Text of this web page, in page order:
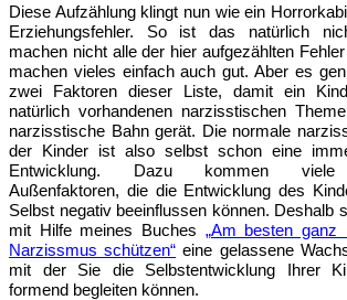
Diese Aufzählung klingt nun wie ein
Erziehungsfehler. So ist das natürlich
machen nicht alle der hier aufgezählten
machen vieles einfach auch gut. Aber es
zwei Faktoren dieser Liste, damit ein
natürlich vorhandenen narzisstischen
narzisstische Bahn gerät. Die normale
der Kinder ist also selbst schon eine
Entwicklung. Dazu kommen viele
Außenfaktoren, die die Entwicklung des
Selbst negativ beeinflussen können. Deshalb
mit Hilfe meines Buches „Am besten ganz
Narzissmus schützen“ eine gelassene
mit der Sie die Selbstentwicklung Ihrer
formend begleiten können.